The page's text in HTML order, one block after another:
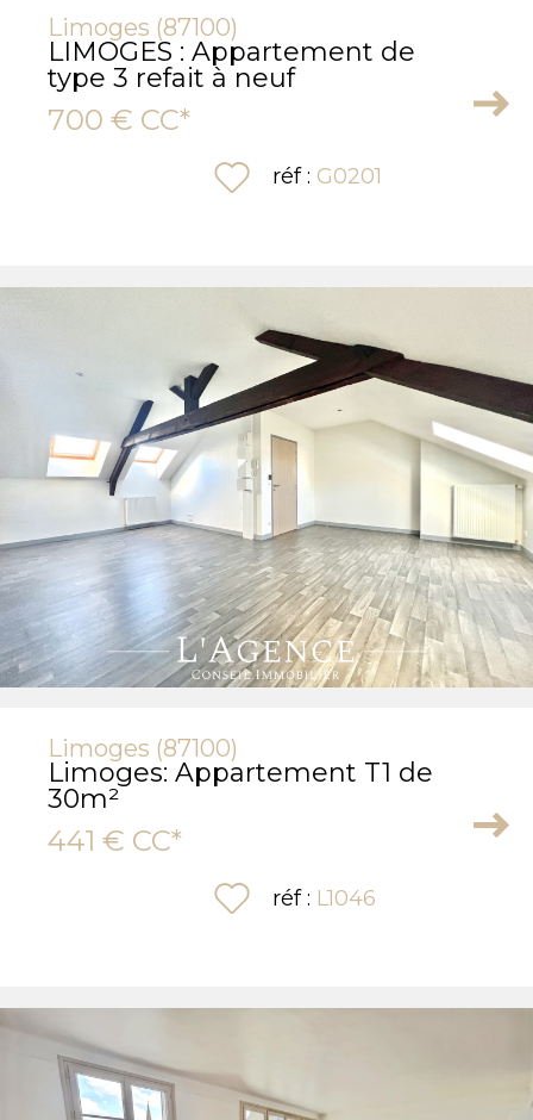
Limoges (87100)
LIMOGES : Appartement de
type 3 refait à neuf
700 € CC*
réf : G0201
Limoges (87100)
Limoges: Appartement T1 de
30m²
441 € CC*
réf : L1046